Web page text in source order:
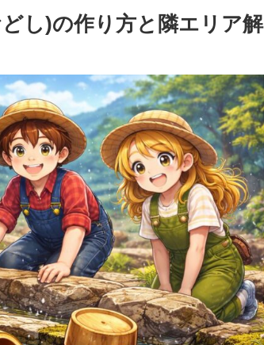
し)の作り方と隣エリア解